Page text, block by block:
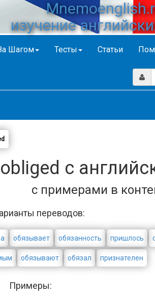
изучение
Шагом Тесты Статьи
с
с примерами в
переводов:
обязывает обязанность пришлось
обязывают обязал признателен
Примеры: